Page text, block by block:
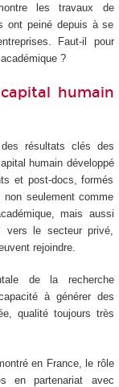
les travaux de
ont peiné depuis à se
Faut-il pour
?
humain
résultats clés des
humain développé
et post-docs, formés
seulement comme
mais aussi
vers le secteur privé,
rejoindre.
de la recherche
à générer des
qualité toujours très
en France, le rôle
en partenariat avec